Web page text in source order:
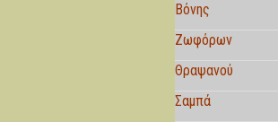
Βόνης
Ζωφόρων
Θραψανού
Σαμπά